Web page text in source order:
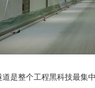
是整个工程黑科技最集